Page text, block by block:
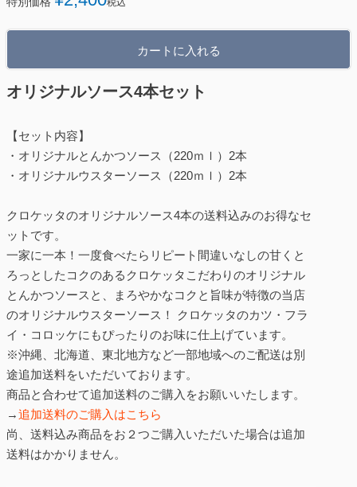
税込
カートに入れる
オリジナルソース4本セット
【セット内容】
・オリジナルとんかつソース（220ｍｌ）2本
・オリジナルウスターソース（220ｍｌ）2本
クロケッタのオリジナルソース4本の送料込みのお得なセ
ットです。
一家に一本！一度食べたらリピート間違いなしの甘くと
ろっとしたコクのあるクロケッタこだわりのオリジナル
とんかつソースと、まろやかなコクと旨味が特徴の当店
のオリジナルウスターソース！ クロケッタのカツ・フラ
イ・コロッケにもぴったりのお味に仕上げています。
※沖縄、北海道、東北地方など一部地域へのご配送は別
途追加送料をいただいております。
商品と合わせて追加送料のご購入をお願いいたします。
→追加送料のご購入はこちら
尚、送料込み商品をお２つご購入いただいた場合は追加
送料はかかりません。